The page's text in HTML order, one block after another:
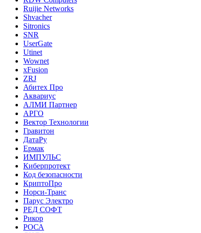
Ruijie Networks
Shvacher
Sitronics
SNR
UserGate
Utinet
Wownet
xFusion
ZRJ
Абитех Про
Аквариус
АЛМИ Партнер
АРГО
Вектор Технологии
Гравитон
ДатаРу
Ермак
ИМПУЛЬС
Киберпротект
Код безопасности
КриптоПро
Норси-Транс
Парус Электро
РЕД СОФТ
Рикор
РОСА